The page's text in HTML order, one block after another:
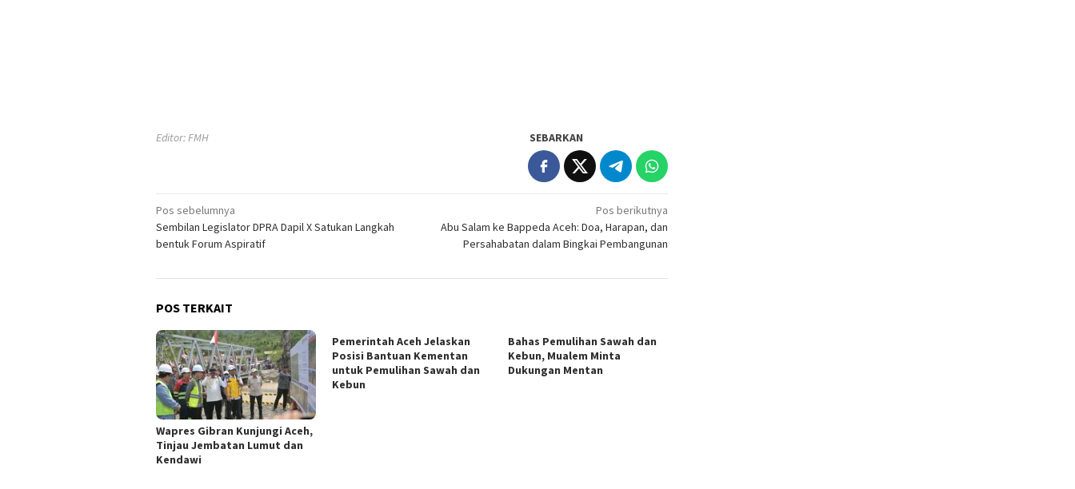
Editor: FMH SEBARKAN
Navigasi
pos
Pos sebelumnya
Sembilan Legislator DPRA Dapil X Satukan Langkah
bentuk Forum Aspiratif
Pos berikutnya
Abu Salam ke Bappeda Aceh: Doa, Harapan, dan
Persahabatan dalam Bingkai Pembangunan
POS TERKAIT
Wapres Gibran Kunjungi Aceh,
Tinjau Jembatan Lumut dan
Kendawi
Pemerintah Aceh Jelaskan
Posisi Bantuan Kementan
untuk Pemulihan Sawah dan
Kebun
Bahas Pemulihan Sawah dan
Kebun, Mualem Minta
Dukungan Mentan